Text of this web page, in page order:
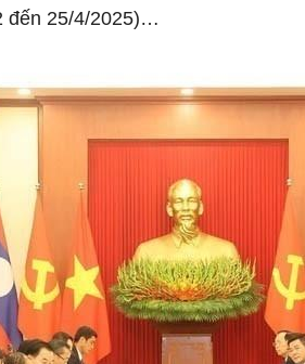
đến 25/4/2025)…